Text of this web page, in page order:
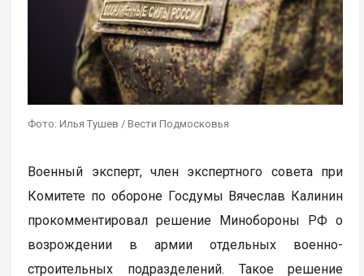
Фото: Илья Тушев / Вести Подмосковья
Военный эксперт, член экспертного совета при
Комитете по обороне Госдумы Вячеслав Калинин
прокомментировал решение Минобороны РФ о
возрождении в армии отдельных военно-
строительных подразделений. Такое решение